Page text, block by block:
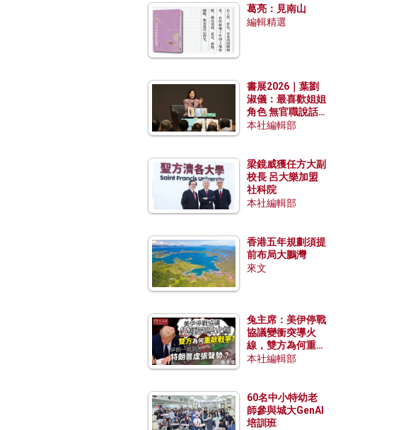
葛亮：見南山
編輯精選
書展2026｜葉劉
淑儀：最喜歡姐姐
角色 無官職說話
包袱少
本社編輯部
梁鏡威獲任方大副
校長 呂大樂加盟
社科院
本社編輯部
香港五年規劃須提
前布局大鵬灣
來文
兔主席：美伊停戰
協議變衝突導火
線，雙方為何重啟
戰爭？伊朗一早洞
本社編輯部
60名中小特幼老
師參與城大GenAI
培訓班